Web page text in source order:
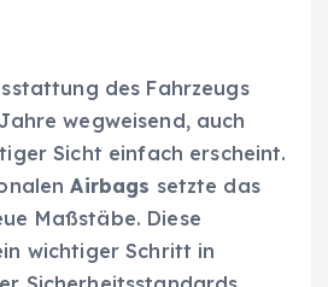
des Fahrzeugs
wegweisend, auch
Sicht einfach erscheint.
Airbags setzte das
Maßstäbe. Diese
wichtiger Schritt in